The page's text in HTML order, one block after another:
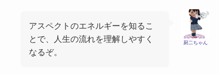
厨二ちゃん
アスペクトのエネルギーを知るこ
とで、人生の流れを理解しやすく
なるぞ。